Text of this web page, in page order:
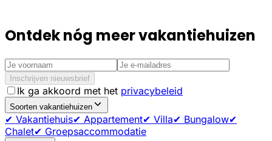
Ontdek nóg meer vakantiehuizen
Inschrijven nieuwsbrief
Ik ga akkoord met het privacybeleid
Soorten vakantiehuizen
✔ Vakantiehuis✔ Appartement✔ Villa✔ Bungalow✔
Chalet✔ Groepsaccommodatie